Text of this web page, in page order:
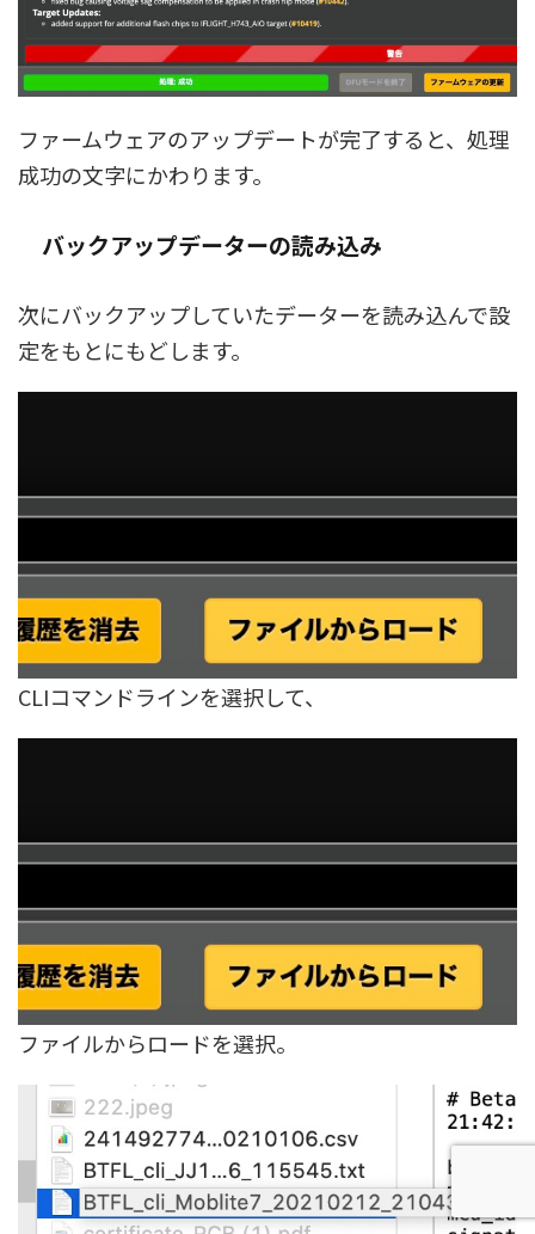
ファームウェアのアップデートが完了すると、処理
成功の文字にかわります。
バックアップデーターの読み込み
次にバックアップしていたデーターを読み込んで設
定をもとにもどします。
CLIコマンドラインを選択して、
ファイルからロードを選択。